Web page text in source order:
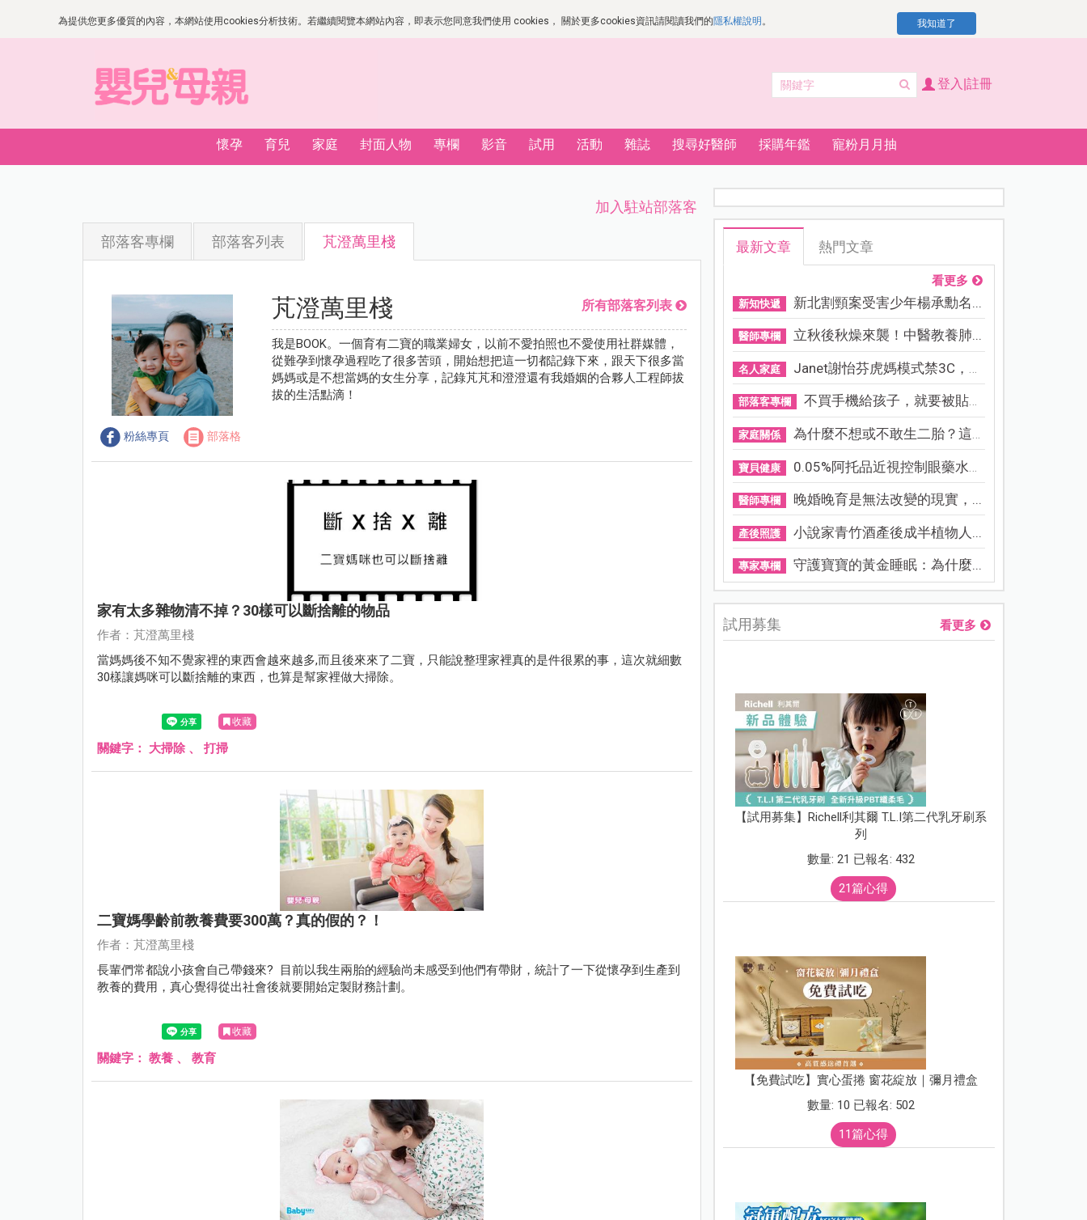
為提供您更多優質的內容，本網站使用cookies分析技術。若繼續閱覽本網站內容，即表示您同意我們使用 cookies， 關於更多cookies資訊請閱讀我們的隱私權說明 。 我知道了
登入|註冊
懷孕 育兒 家庭 封面人物 專欄 影音 試用 活動 雜誌 搜尋好醫師 採購年鑑 寵粉月月抽
加入駐站部落客
部落客專欄 部落客列表 芃澄萬里棧
粉絲專頁 部落格
芃澄萬里棧 所有部落客列表
我是BOOK。一個育有二寶的職業婦女，以前不愛拍照也不愛使用社群媒體，
從難孕到懷孕過程吃了很多苦頭，開始想把這一切都記錄下來，跟天下很多當
媽媽或是不想當媽的女生分享，記錄芃芃和澄澄還有我婚姻的合夥人工程師拔
拔的生活點滴！
家有太多雜物清不掉？30樣可以斷捨離的物品
作者：芃澄萬里棧
當媽媽後不知不覺家裡的東西會越來越多,而且後來來了二寶，只能說整理家裡真的是件很累的事，這次就細數
30樣讓媽咪可以斷捨離的東西，也算是幫家裡做大掃除。
收藏
關鍵字： 大掃除 、 打掃
二寶媽學齡前教養費要300萬？真的假的？！
作者：芃澄萬里棧
長輩們常都說小孩會自己帶錢來? 目前以我生兩胎的經驗尚未感受到他們有帶財，統計了一下從懷孕到生產到
教養的費用，真心覺得從出社會後就要開始定製財務計劃。
收藏
關鍵字： 教養 、 教育
最新文章 熱門文章
看更多
新知快遞 新北割頸案受害少年楊承勳名...
醫師專欄 立秋後秋燥來襲！中醫教養肺...
名人家庭 Janet謝怡芬虎媽模式禁3C，看...
部落客專欄 不買手機給孩子，就要被貼「...
家庭關係 為什麼不想或不敢生二胎？這8...
寶貝健康 0.05%阿托品近視控制眼藥水納...
醫師專欄 晚婚晚育是無法改變的現實，...
產後照護 小說家青竹酒產後成半植物人...
專家專欄 守護寶寶的黃金睡眠：為什麼...
試用募集 看更多
【試用募集】Richell利其爾 T.L.I第二代乳牙刷系
列
數量: 21 已報名: 432
21篇心得
【免費試吃】實心蛋捲 窗花綻放｜彌月禮盒
數量: 10 已報名: 502
11篇心得